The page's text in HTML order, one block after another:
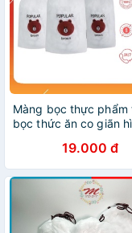
Màng bọc thực phẩm
bọc thức ăn co giãn
19.000 đ